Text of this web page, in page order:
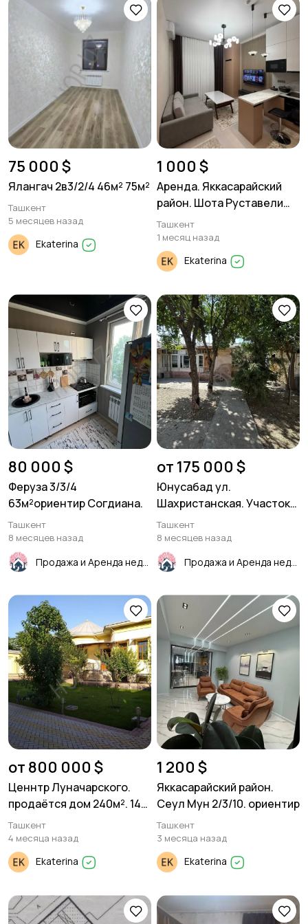
75 000 $
Ялангач 2в3/2/4 46м² 75м²
Ташкент
5 месяцев назад
Ekaterina
1 000 $
Аренда. Яккасарайский
район. Шота Руставели
2/8/14 55м² Евро ремонт
Ташкент
1 месяц назад
Ekaterina
80 000 $
Феруза 3/3/4
63м²ориентир Согдиана.
Ташкент
8 месяцев назад
от 175 000 $
Юнусабад ул.
Шахристанская. Участок
под строительство. 3,7
соток.
Ташкент
8 месяцев назад
от 800 000 $
Ценнтр Луначарского.
продаётся дом 240м². 14
соток
Ташкент
4 месяца назад
Ekaterina
1 200 $
Яккасарайский район.
Сеул Мун 2/3/10. ориентир
Ташкент
3 месяца назад
Ekaterina